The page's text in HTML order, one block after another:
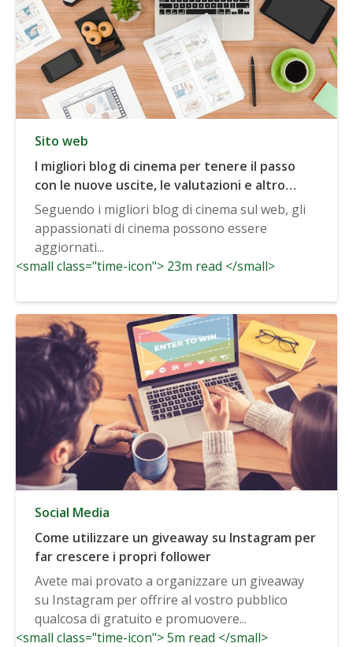
Sito web
I migliori blog di cinema per tenere il passo
con le nuove uscite, le valutazioni e altro
ancora
Seguendo i migliori blog di cinema sul web, gli
appassionati di cinema possono essere
aggiornati...
<small class="time-icon"> 23m read </small>
Social Media
Come utilizzare un giveaway su Instagram per
far crescere i propri follower
Avete mai provato a organizzare un giveaway
su Instagram per offrire al vostro pubblico
qualcosa di gratuito e promuovere...
<small class="time-icon"> 5m read </small>